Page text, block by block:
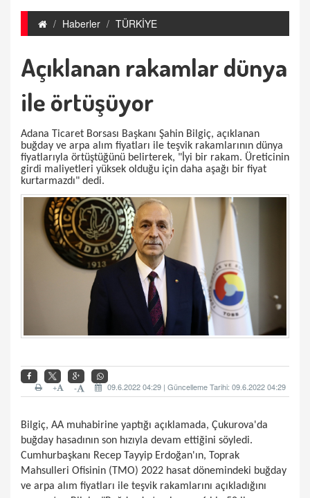
Haberler TÜRKİYE
Açıklanan rakamlar dünya
ile örtüşüyor
Adana Ticaret Borsası Başkanı Şahin Bilgiç, açıklanan
buğday ve arpa alım fiyatları ile teşvik rakamlarının dünya
fiyatlarıyla örtüştüğünü belirterek, "İyi bir rakam. Üreticinin
girdi maliyetleri yüksek olduğu için daha aşağı bir fiyat
kurtarmazdı" dedi.
09.6.2022 04:29 | Güncelleme Tarihi: 09.6.2022 04:29
-
+
Bilgiç, AA muhabirine yaptığı açıklamada, Çukurova'da
buğday hasadının son hızıyla devam ettiğini söyledi.
Cumhurbaşkanı Recep Tayyip Erdoğan'ın, Toprak
Mahsulleri Ofisinin (TMO) 2022 hasat dönemindeki buğday
ve arpa alım fiyatları ile teşvik rakamlarını açıkladığını